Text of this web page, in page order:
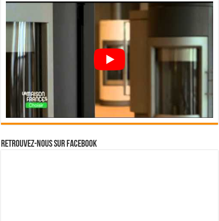
Retrouvez-nous sur Facebook